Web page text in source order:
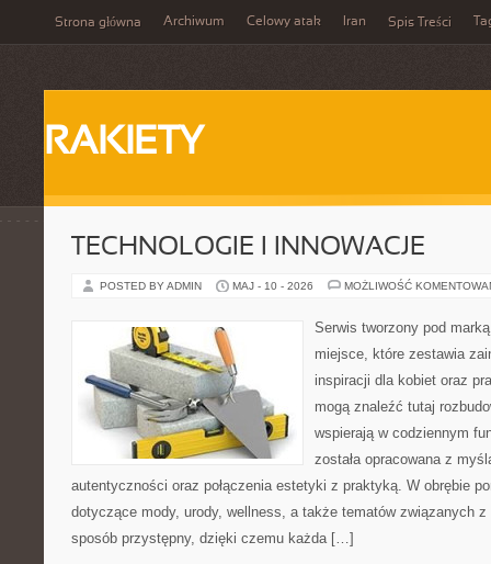
Strona główna Archiwum Celowy atak Iran Spis Treści
RAKIETY
TECHNOLOGIE I INNOWACJE
POSTED BY ADMIN MAJ - 10 - 2026 MOŻLIWOŚĆ
Serwis tworzony pod
miejsce, które zestawia
inspiracji dla kobiet oraz
mogą znaleźć tutaj
wspierają w codziennym
została opracowana z
autentyczności oraz połączenia estetyki z praktyką. W obrębie
dotyczące mody, urody, wellness, a także tematów związanych
sposób przystępny, dzięki czemu każda […]